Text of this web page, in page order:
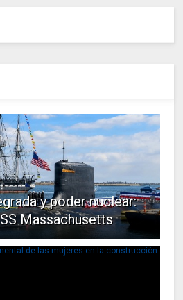
y poder nuclear:
Massachusetts